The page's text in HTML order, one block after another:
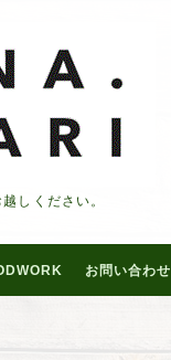
しください。
お問い合わせ